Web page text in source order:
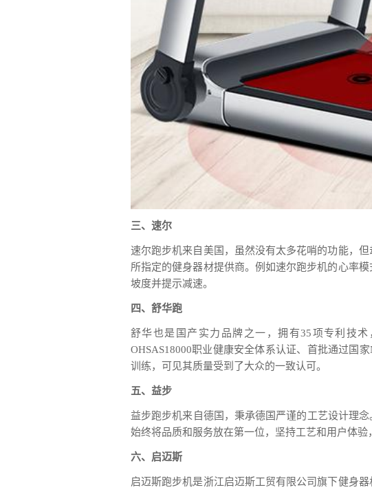
三、速尔
速尔跑步机来自美国，虽然没有太多花哨的功能，
所指定的健身器材提供商。例如速尔跑步机的心率
坡度并提示减速。
四、舒华跑
舒华也是国产实力品牌之一，拥有35项专利技术
OHSAS18000职业健康安全体系认证、首批通过国
训练，可见其质量受到了大众的一致认可。
五、益步
益步跑步机来自德国，秉承德国严谨的工艺设计理
始终将品质和服务放在第一位，坚持工艺和用户体验
六、启迈斯
启迈斯跑步机是浙江启迈斯工贸有限公司旗下健身